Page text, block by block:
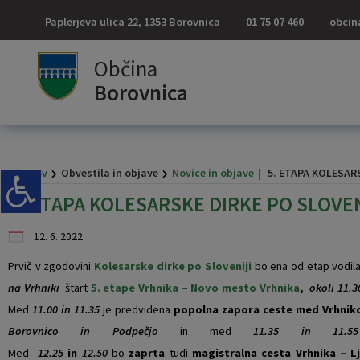
Paplerjeva ulica 22, 1353 Borovnica 01 75 07 460
Občina
Borovnica
Domov Obvestila in objave Novice in objave 5. ETAPA
5. ETAPA KOLESARSKE DIRKE PO
12. 6. 2022
Prvič v zgodovini Kolesarske dirke po Sloveniji bo ena od etap
na Vrhniki štart 5. etape Vrhnika – Novo mesto Vrhnika, okoli
Med 11.00 in 11.35 je predvidena popolna zapora ceste med
Borovnico in Podpečjo in med 11.35 in 11.55
Med 12.25in 12.50bo zaprta tudi magistralna cesta Vrhnika –
Vizitka občine
Predstavitev občine
Občinski praznik
Župan občine
OBČINSKI SVET
Občinska volilna komisija
Svet za preventivo in vzgojo v cestnem prometu
Naloge in pristojnosti
Seje občinskega sveta
OBČINSKA UPRAVA
Naloge in pristojnosti
Uradne ure - delovni čas
OBVESTILA IN OBJAVE
Novice in objave
Koledar dogodkov
Lokalni utrip - novice
Vloge in obrazci
Vprašajte občino
Pomembne številke
Društva in združenja
Znani Borovničani
Znamenitosti
Prenočišča
Pridelovalci borovnic
Za pričetek iskanja kliknite na puščico >